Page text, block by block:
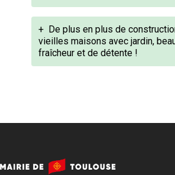
+ De plus en plus de
vieilles maisons avec jardin,
fraîcheur et de détente !